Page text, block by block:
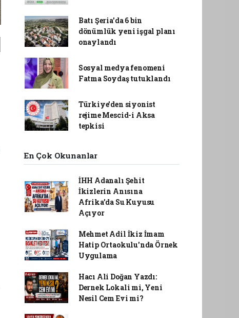
Batı Şeria'da 6 bin
dönümlük yeni işgal planı
onaylandı
Sosyal medya fenomeni
Fatma Soydaş tutuklandı
Türkiye'den siyonist
rejime Mescid-i Aksa
tepkisi
En Çok Okunanlar
İHH Adanalı Şehit
İkizlerin Anısına
Afrika’da Su Kuyusu
Açıyor
Mehmet Adil İkiz İmam
Hatip Ortaokulu'nda Örnek
Uygulama
Hacı Ali Doğan Yazdı:
Dernek Lokali mi, Yeni
Nesil Cem Evi mi?